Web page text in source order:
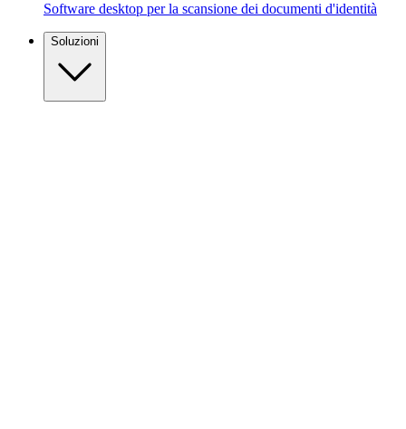
Software desktop per la scansione dei documenti d'identità
Soluzioni